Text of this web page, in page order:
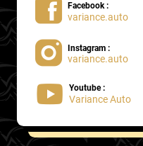
Facebook :
variance.auto
Instagram :
variance.auto
Youtube :
Variance Auto